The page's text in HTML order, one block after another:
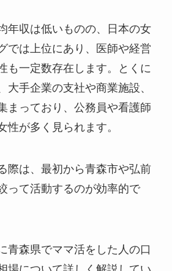
年収は低いものの、日本の女
では上位にあり、医師や経営
も一定数存在します。とくに
大手企業の支社や商業施設、
まっており、公務員や看護師
性が多く見られます。
際は、最初から青森市や弘前
って活動するのが効率的で
青森県でママ活をした人の口